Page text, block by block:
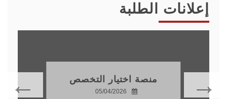
إعلانات الطلبة
منصة اختيار التخصص
05/04/2026